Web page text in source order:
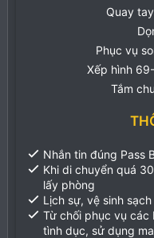
Quay
Phục vụ
Xếp hình
Tắm
Nhắn tin đúng Pass
Khi di chuyển quá
lấy phòng
Lịch sự, vệ sinh
Từ chối phục vụ các
tình dục, sử dụng